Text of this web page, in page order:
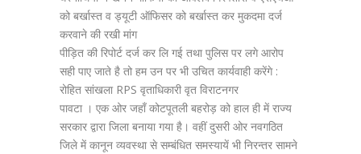
को बर्खास्त व ड्यूटी ऑफिसर को बर्खास्त कर मुकदमा दर्ज
करवाने की रखी मांग
पीड़ित की रिपोर्ट दर्ज कर लि गई तथा पुलिस पर लगे आरोप
सही पाए जाते है तो हम उन पर भी उचित कार्यवाही करेंगे :
रोहित सांखला RPS वृताधिकारी वृत विराटनगर
पावटा । एक ओर जहाँ कोटपूतली बहरोड़ को हाल ही में राज्य
सरकार द्वारा जिला बनाया गया है। वहीं दुसरी ओर नवगठित
जिले में कानून व्यवस्था से सम्बंधित समस्यायें भी निरन्तर सामने